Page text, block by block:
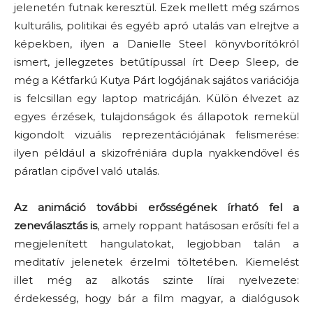
jelenetén futnak keresztül. Ezek mellett még számos
kulturális, politikai és egyéb apró utalás van elrejtve a
képekben, ilyen a Danielle Steel könyvborítókról
ismert, jellegzetes betűtípussal írt Deep Sleep, de
még a Kétfarkú Kutya Párt logójának sajátos variációja
is felcsillan egy laptop matricáján. Külön élvezet az
egyes érzések, tulajdonságok és állapotok remekül
kigondolt vizuális reprezentációjának felismerése:
ilyen például a skizofréniára dupla nyakkendővel és
páratlan cipővel való utalás.
Az animáció további erősségének írható fel a
zeneválasztás is, amely roppant hatásosan erősíti fel a
megjelenített hangulatokat, legjobban talán a
meditatív jelenetek érzelmi töltetében. Kiemelést
illet még az alkotás szinte lírai nyelvezete:
érdekesség, hogy bár a film magyar, a dialógusok